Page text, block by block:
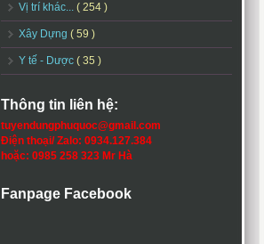
Vị trí khác... ( 254 )
Xây Dựng ( 59 )
Y tế - Dược ( 35 )
Thông tin liên hệ:
tuyendungphuquoc@gmail.com
Điện thoại/ Zalo: 0934.127.384
hoặc: 0985 258 323 Mr Hà
Fanpage Facebook